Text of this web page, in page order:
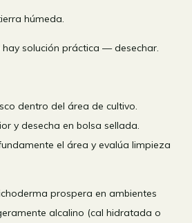
húmeda.
hay solución práctica — desechar.
dentro del área de cultivo.
y desecha en bolsa sellada.
el área y evalúa limpieza
prospera en ambientes
alcalino (cal hidratada o